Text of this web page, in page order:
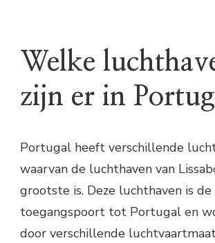
Welke
zijn er in
Portugal heeft verschillende
waarvan de luchthaven van
grootste is. Deze luchthaven is
toegangspoort tot Portugal en
door verschillende